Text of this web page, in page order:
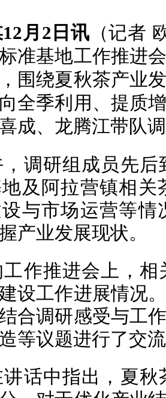
月2日讯 （记者
准基地工作推进
围绕夏秋茶产业
全季利用、提质
成、龙腾江带队
，调研组成员先
及 阿拉营镇相关
与市场运营等
产业发展现状。
作推进会上，
设工作进展情况
合调研感受与工
等议题进行了交
话中指出，夏